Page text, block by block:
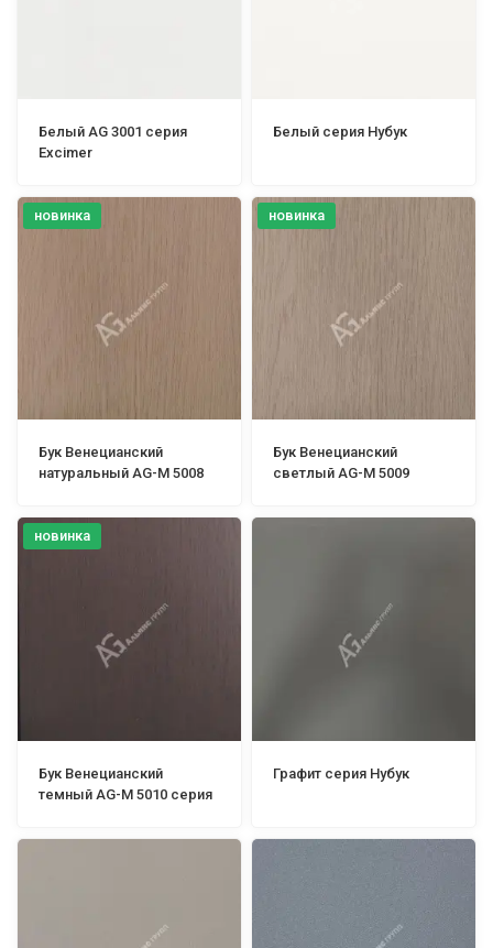
Белый AG 3001 серия
Excimer
Белый серия Нубук
новинка
Бук Венецианский
натуральный AG-М 5008
новинка
Бук Венецианский
светлый AG-М 5009
новинка
Бук Венецианский
темный AG-М 5010 серия
Графит серия Нубук